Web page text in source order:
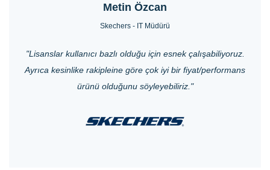
Metin Özcan
Skechers - IT Müdürü
"Lisanslar kullanıcı bazlı olduğu için esnek çalışabiliyoruz.
Ayrıca kesinlike rakipleine göre çok iyi bir fiyat/performans
ürünü olduğunu söyleyebiliriz. "